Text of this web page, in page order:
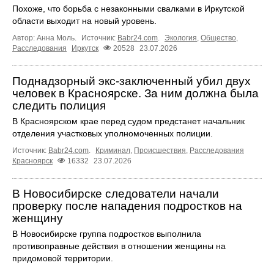
Похоже, что борьба с незаконными свалками в Иркутской
области выходит на новый уровень.
Автор: Анна Моль. Источник: Babr24.com. Экология, Общество,
Расследования
Иркутск 20528 23.07.2026
Поднадзорный экс-заключенный убил двух
человек в Красноярске. За ним должна была
следить полиция
В Красноярском крае перед судом предстанет начальник
отделения участковых уполномоченных полиции.
Источник: Babr24.com. Криминал, Происшествия, Расследования
Красноярск
16332 23.07.2026
В Новосибирске следователи начали
проверку после нападения подростков на
женщину
В Новосибирске группа подростков выполнила
противоправные действия в отношении женщины на
придомовой территории.